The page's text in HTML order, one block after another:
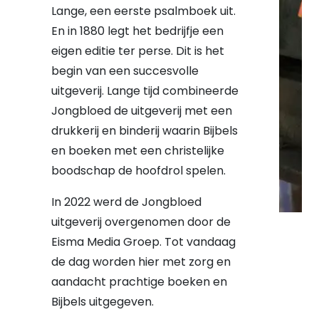
Lange, een eerste psalmboek uit.
En in 1880 legt het bedrijfje een
eigen editie ter perse. Dit is het
begin van een succesvolle
uitgeverij. Lange tijd combineerde
Jongbloed de uitgeverij met een
drukkerij en binderij waarin Bijbels
en boeken met een christelijke
boodschap de hoofdrol spelen.
In 2022 werd de Jongbloed
uitgeverij overgenomen door de
Eisma Media Groep. Tot vandaag
de dag worden hier met zorg en
aandacht prachtige boeken en
Bijbels uitgegeven.